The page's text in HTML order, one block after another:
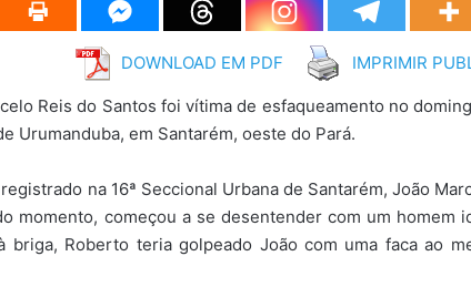
DOWNLOAD EM PDF IMPRIMIR
Reis do Santos foi vítima de esfaqueamento no
Urumanduba, em Santarém, oeste do Pará.
na 16ª Seccional Urbana de Santarém, João
momento, começou a se desentender com um homem
briga, Roberto teria golpeado João com uma faca ao